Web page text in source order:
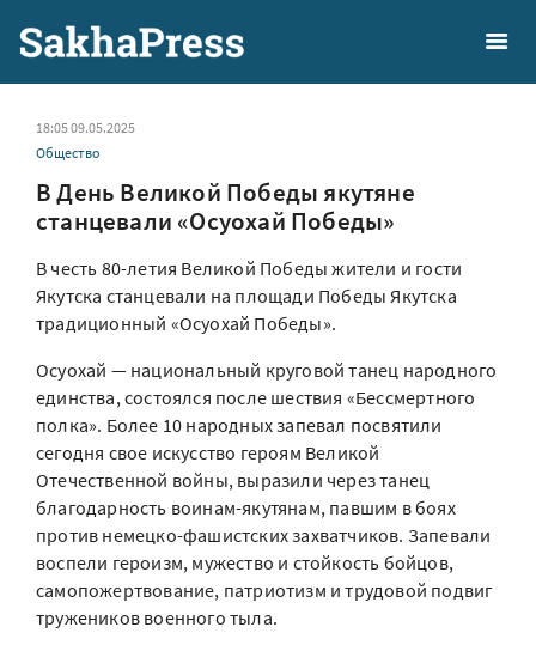
18:05 09.05.2025
Общество
В День Великой Победы якутяне
станцевали «Осуохай Победы»
В честь 80-летия Великой Победы жители и гости
Якутска станцевали на площади Победы Якутска
традиционный «Осуохай Победы».
Осуохай — национальный круговой танец народного
единства, состоялся после шествия «Бессмертного
полка». Более 10 народных запевал посвятили
сегодня свое искусство героям Великой
Отечественной войны, выразили через танец
благодарность воинам-якутянам, павшим в боях
против немецко-фашистских захватчиков. Запевали
воспели героизм, мужество и стойкость бойцов,
самопожертвование, патриотизм и трудовой подвиг
тружеников военного тыла.